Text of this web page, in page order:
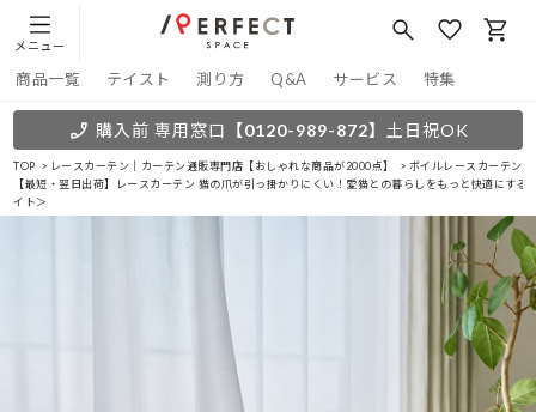
メニュー
商品一覧 テイスト 測り方 Q&A サービス 特集
購入前 専用窓口 【0120-989-872】 土日祝OK
TOP レースカーテン｜カーテン通販専門店【おしゃれな商品が2000点】
ボイルレースカーテン
【最短・翌日出荷】レースカーテン 猫の爪が引っ掛かりにくい！愛猫との暮らしをもっと快適にする
イト＞